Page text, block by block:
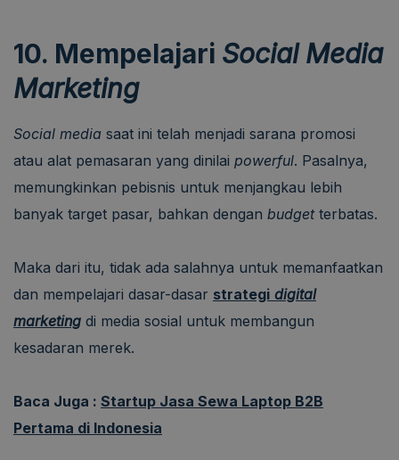
10. Mempelajari Social Media
Marketing
Social media saat ini telah menjadi sarana promosi
atau alat pemasaran yang dinilai powerful. Pasalnya,
memungkinkan pebisnis untuk menjangkau lebih
banyak target pasar, bahkan dengan budgetterbatas.
Maka dari itu, tidak ada salahnya untuk memanfaatkan
dan mempelajari dasar-dasar strategi digital
marketing di media sosial untuk membangun
kesadaran merek.
Baca Juga : Startup Jasa Sewa Laptop B2B
Pertama di Indonesia